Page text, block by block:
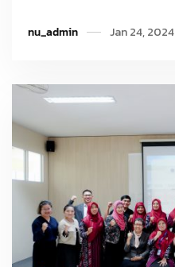
nu_admin Jan 24, 2024